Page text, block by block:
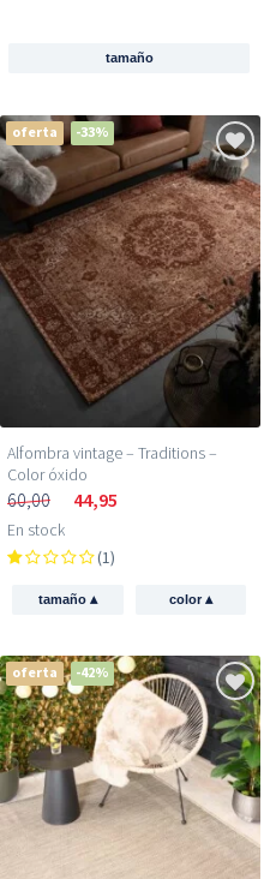
tamaño
oferta -33%
Alfombra vintage – Traditions –
Color óxido
60,00 44,95
En stock
(1)
tamaño ▴ color▴
oferta -42%